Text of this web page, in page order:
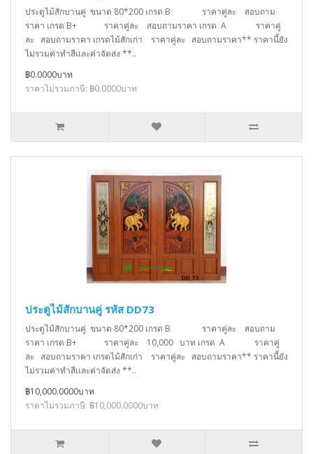
ประตูไม้สักบานคู่ ขนาด 80*200 เกรด B ราคาคู่ละ สอบถาม
ราคา เกรด B+ ราคาคู่ละ สอบถามราคา เกรด A ราคาคู่
ละ สอบถามราคา เกรดไม้สักเก่า ราคาคู่ละ สอบถามราคา** ราคานี้ยัง
ไม่รวมค่าทำสีเเละค่าจัดส่ง **..
฿0.0000บาท
ราคาไม่รวมภาษี: ฿0.0000บาท
ประตูไม้สักบานคู่ รหัส DD73
ประตูไม้สักบานคู่ ขนาด 80*200 เกรด B ราคาคู่ละ สอบถาม
ราคา เกรด B+ ราคาคู่ละ 10,000 บาท เกรด A ราคาคู่
ละ สอบถามราคา เกรดไม้สักเก่า ราคาคู่ละ สอบถามราคา** ราคานี้ยัง
ไม่รวมค่าทำสีเเละค่าจัดส่ง **..
฿10,000.0000บาท
ราคาไม่รวมภาษี: ฿10,000.0000บาท